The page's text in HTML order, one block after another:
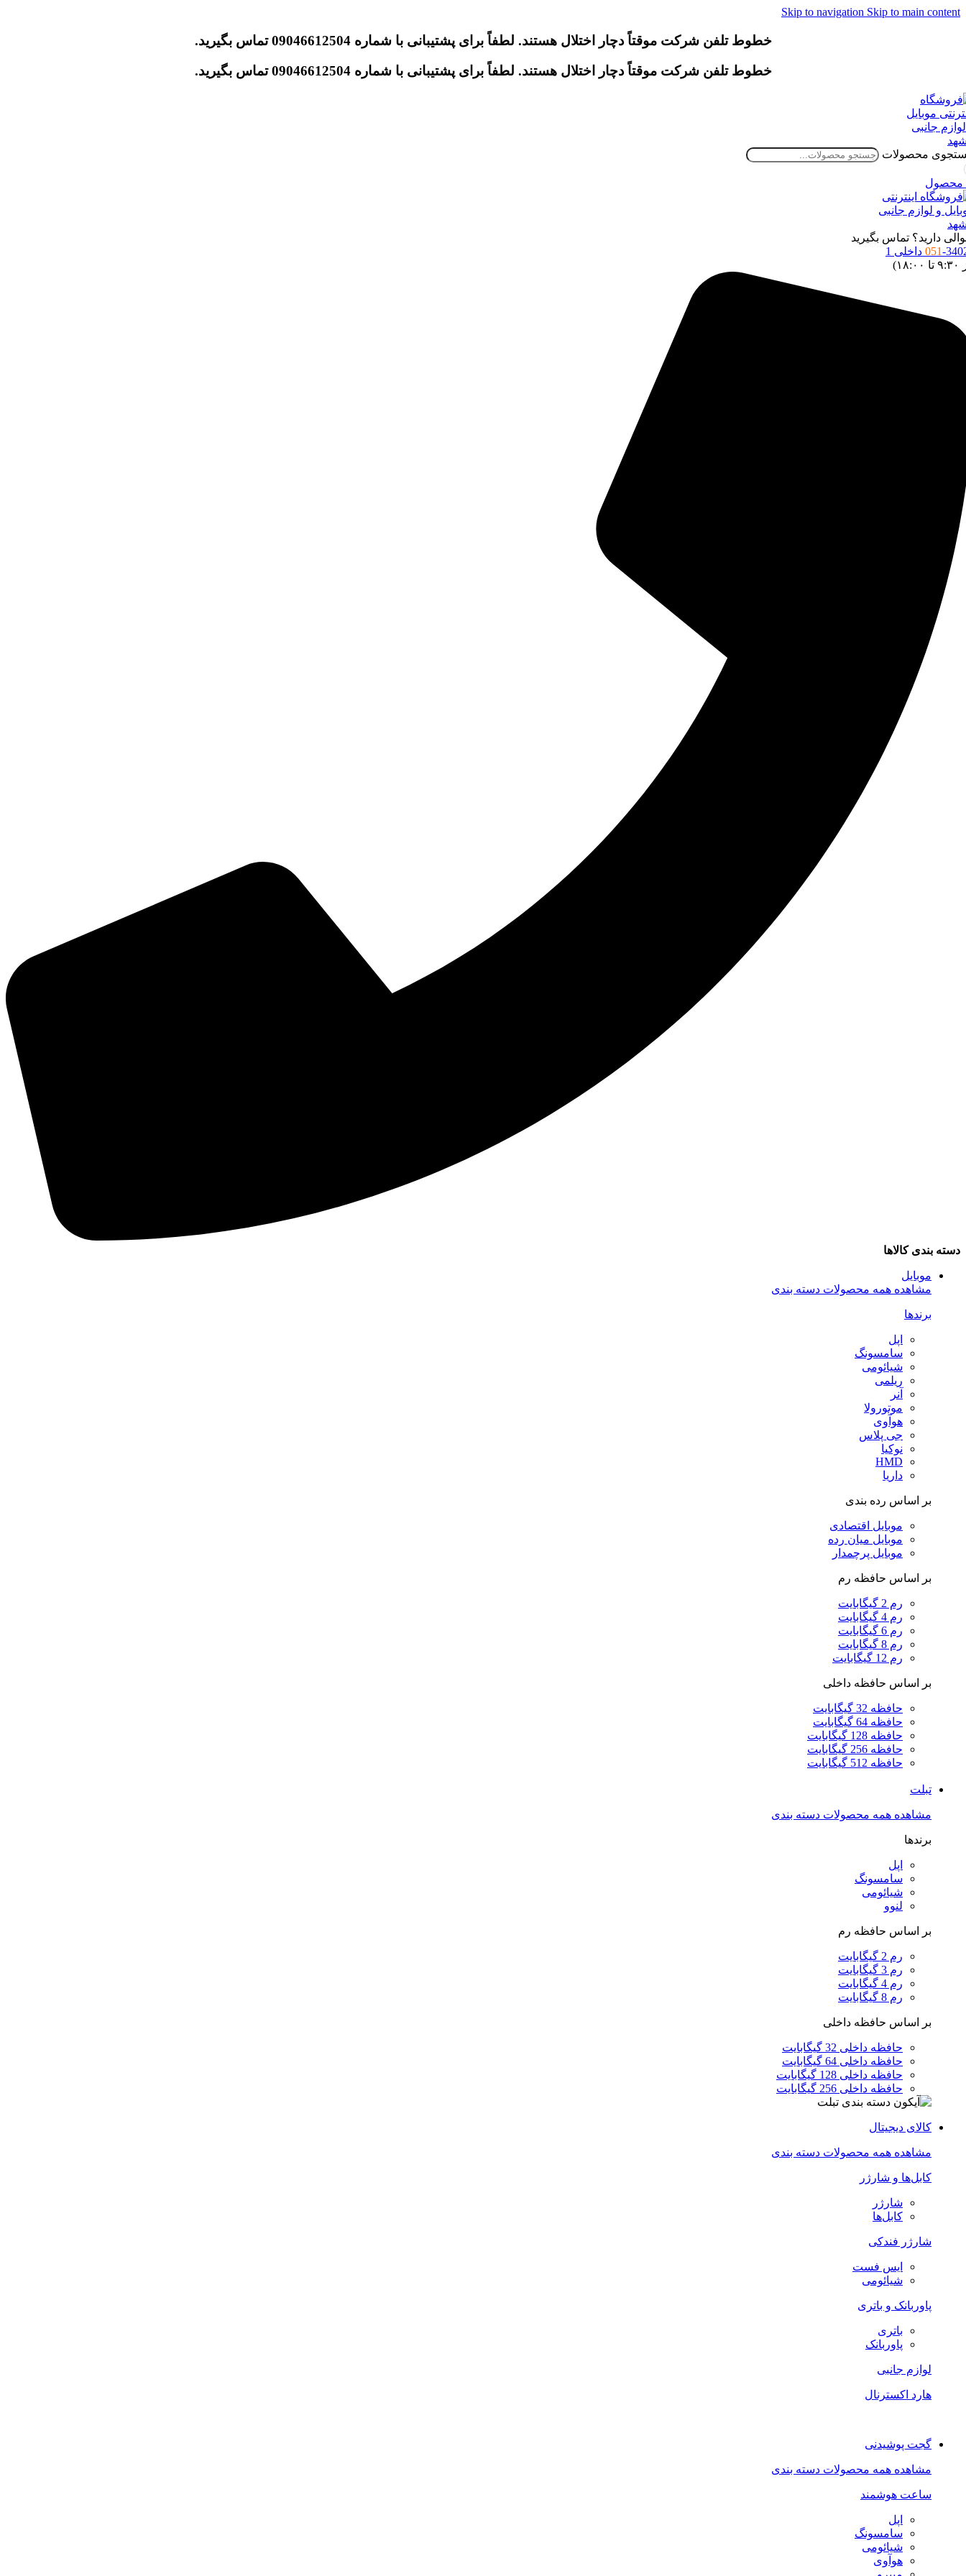
Skip to navigation Skip to main content
خطوط تلفن شرکت موقتاً دچار اختلال هستند. لطفاً برای پشتیبانی با شماره 09046612504 تماس بگیرید.
خطوط تلفن شرکت موقتاً دچار اختلال هستند. لطفاً برای پشتیبانی با شماره 09046612504 تماس بگیرید.
محصولات
محصول
دارید؟ تماس بگیرید
051داخلی 1
دسته بندی کالاها
موبایل
مشاهده همه محصولات دسته بندی
برندها
اپل
سامسونگ
شیائومی
ریلمی
آنر
موتورولا
هوآوی
جی پلاس
نوکیا
HMD
داریا
بر اساس رده بندی
موبایل اقتصادی
موبایل میان رده
موبایل پرچمدار
بر اساس حافظه رم
رم 2 گیگابایت
رم 4 گیگابایت
رم 6 گیگابایت
رم 8 گیگابایت
رم 12 گیگابایت
بر اساس حافظه داخلی
حافظه 32 گیگابایت
حافظه 64 گیگابایت
حافظه 128 گیگابایت
حافظه 256 گیگابایت
حافظه 512 گیگابایت
تبلت
مشاهده همه محصولات دسته بندی
برندها
اپل
سامسونگ
شیائومی
لنوو
بر اساس حافظه رم
رم 2 گیگابایت
رم 3 گیگابایت
رم 4 گیگابایت
رم 8 گیگابایت
بر اساس حافظه داخلی
حافظه داخلی 32 گیگابایت
حافظه داخلی 64 گیگابایت
حافظه داخلی 128 گیگابایت
حافظه داخلی 256 گیگابایت
کالای دیجیتال
مشاهده همه محصولات دسته بندی
کابل‌ها و شارژر
شارژر
کابل‌ها
شارژر فندکی
ایس فست
شیائومی
پاوربانک و باتری
باتری
پاوربانک
لوازم جانبی
هارد اکسترنال
گجت پوشیدنی
مشاهده همه محصولات دسته بندی
ساعت هوشمند
اپل
سامسونگ
شیائومی
هوآوی